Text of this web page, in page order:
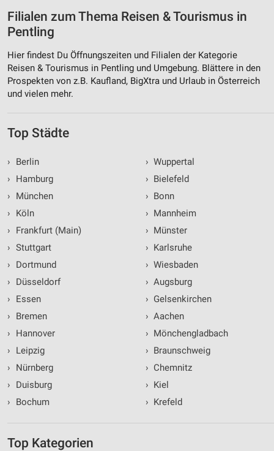
Filialen zum Thema Reisen & Tourismus in
Pentling
Hier findest Du Öffnungszeiten und Filialen der Kategorie
Reisen & Tourismus in Pentling und Umgebung. Blättere in den
Prospekten von z.B. Kaufland, BigXtra und Urlaub in Österreich
und vielen mehr.
Top Städte
›
Berlin
›
Hamburg
›
München
›
Köln
›
Frankfurt (Main)
› Stuttgart
›
Dortmund
›
Düsseldorf
›
Essen
›
Bremen
›
Hannover
›
Leipzig
›
Nürnberg
›
Duisburg
›
Bochum
› Wuppertal
› Bielefeld
› Bonn
› Mannheim
› Münster
› Karlsruhe
› Wiesbaden
› Augsburg
› Gelsenkirchen
› Aachen
› Mönchengladbach
› Braunschweig
› Chemnitz
› Kiel
› Krefeld
Top Kategorien
Messung der Werbeleistung
Messung der Performance von Inhalten
Analyse von Zielgruppen durch Statistiken oder
Kombinationen von Daten aus verschiedenen
Quellen
Verwendung reduzierter Daten zur Auswahl von
IAB-Besonderheiten:
Verwendung genauer Standortdaten
Geräte anhand von aktiv angeforderten
Notwendig
Performance
Werbung